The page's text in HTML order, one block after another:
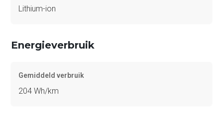
Lithium-ion
Energieverbruik
Gemiddeld verbruik
204 Wh/km